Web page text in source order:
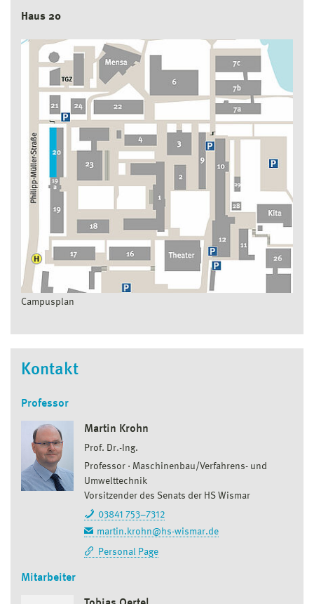
Haus 20
Campusplan
Kontakt
Professor
Martin Krohn
Prof. Dr.-Ing.
Professor
Maschinenbau/Verfahrens- und
Umwelttechnik
Vorsitzender des Senats der HS Wismar
03841 753–7312
martin.krohn@hs-wismar.de
Personal Page
Mitarbeiter